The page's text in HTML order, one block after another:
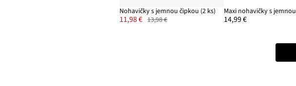
Nohavičky s jemnou čipkou (2 ks)
11,98 € 13,98 € 14,99 €